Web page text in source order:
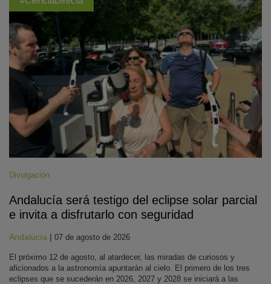
Divulgación
Andalucía será testigo del eclipse solar parcial
e invita a disfrutarlo con seguridad
Andalucía | 07 de agosto de 2026
El próximo 12 de agosto, al atardecer, las miradas de curiosos y
aficionados a la astronomía apuntarán al cielo. El primero de los tres
eclipses que se sucederán en 2026, 2027 y 2028 se iniciará a las